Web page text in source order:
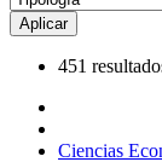
451
Ciencias